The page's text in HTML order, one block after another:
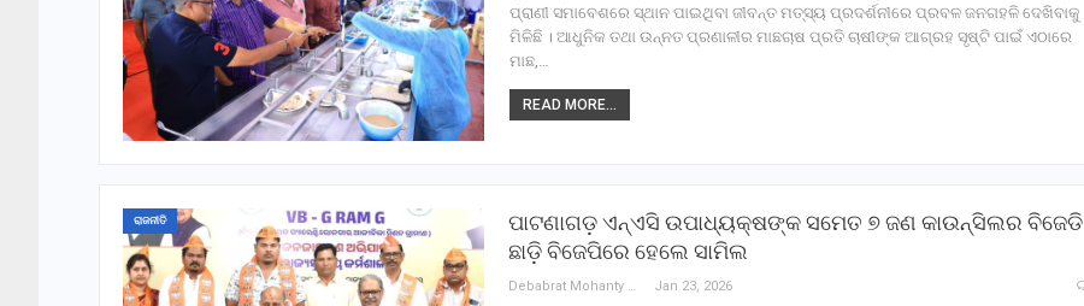
ପ୍ରାଣୀ ସମାବେଶରେ ସ୍ଥାନ ପାଇଥିବା ଜୀବନ୍ତ ମତ୍ସ୍ୟ ପ୍ରଦର୍ଶନୀରେ ପ୍ରବଳ ଜନଗହଳି ଦେଖିବାକୁ
ମିଳିଛି । ଆଧୁନିକ ତଥା ଉନ୍ନତ ପ୍ରଣାଳୀର ମାଛଚାଷ ପ୍ରତି ଚାଷୀଙ୍କ ଆଗ୍ରହ ସୃଷ୍ଟି ପାଇଁ ଏଠାରେ
ମାଛ,…
READ MORE...
ରାଜନୀତି
ପାଟଣାଗଡ଼ ଏନ୍‌ଏସି ଉପାଧ୍ୟକ୍ଷଙ୍କ ସମେତ ୭ ଜଣ କାଉନ୍‌ସିଲର ବିଜେଡି
ଛାଡ଼ି ବିଜେପିରେ ହେଲେ ସାମିଲ
Debabrat Mohanty Jan 23, 2026